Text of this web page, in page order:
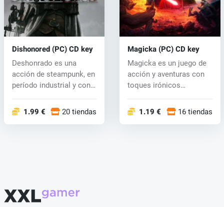
Dishonored (PC) CD key
Deshonrado es una
acción de steampunk, en
período industrial y con
1.99 € 20 tiendas
Magicka (PC) CD key
Magicka es un juego de
acción y aventuras con
toques irónicos
1.19 € 16 tiendas